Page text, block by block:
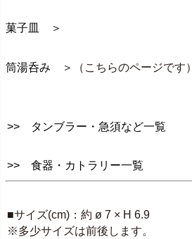
菓子皿 ＞
筒湯呑み ＞ （こちらのページです）
>> タンブラー・急須など一覧
>> 食器・カトラリー一覧
■サイズ(cm)：約 ø 7 × H 6.9
※多少サイズは前後します。